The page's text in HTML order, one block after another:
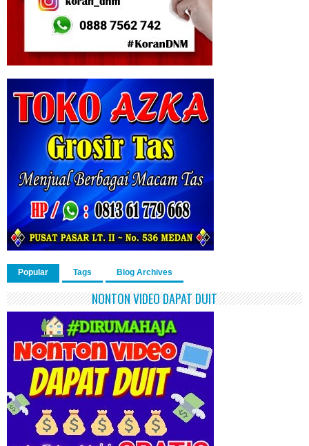
Popular Tags Blog Archives
NONTON VIDEO DAPAT DUIT